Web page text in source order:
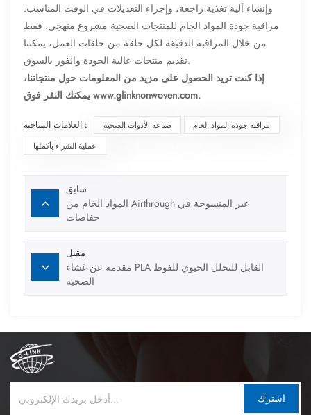
وإنشاء آلية تغذية راجعة، وإجراء التعديلات في الوقت المناسب.
مراقبة جودة المواد الخام للمنتجات الصحية مشروع منهجي. فقط
من خلال المراقبة الدقيقة لكل حلقة من حلقات العمل، يمكننا
تقديم منتجات عالية الجودة والفوز بالسوق.
إذا كنت تريد الحصول على مزيد من المعلومات حول منتجاتنا،
يمكنك النقر فوق www.glinknonwoven.com.
العلامات الساخنة : صناعة الأدوات الصحية
مراقبة جودة المواد الخام
عملية الشراء بأكملها
سابق
المواد الخام من Airthrough غير المنسوجة في
حفاضات
مقبل
مقدمة عن غشاء PLA القابل للتحلل الحيوي للفوط
الصحية
اشترك